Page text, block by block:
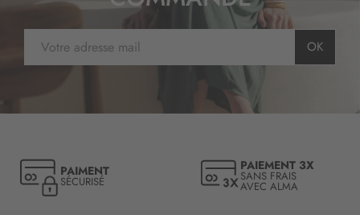
s
t
i
o
OK
PAIMENT
SÉCURISÉ
PAIEMENT 3X
SANS FRAIS
AVEC ALMA